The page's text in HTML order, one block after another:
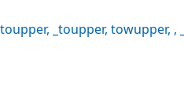
toupper, _toupper, towupper, ,